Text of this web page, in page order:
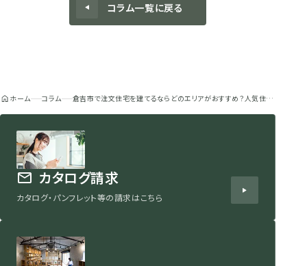
コラム一覧に戻る
ホーム コラム 倉吉市で注文住宅を建てるならどのエリアがおすすめ？人気住宅地ランキングを解説
カタログ請求
カタログ・パンフレット等の請求はこちら